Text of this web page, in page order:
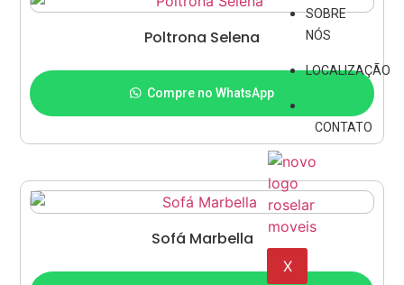
SOBRE
NÓS
LOCALIZAÇÃO
CONTATO
X
Poltrona Selena
Compre no WhatsApp
Sofá Marbella